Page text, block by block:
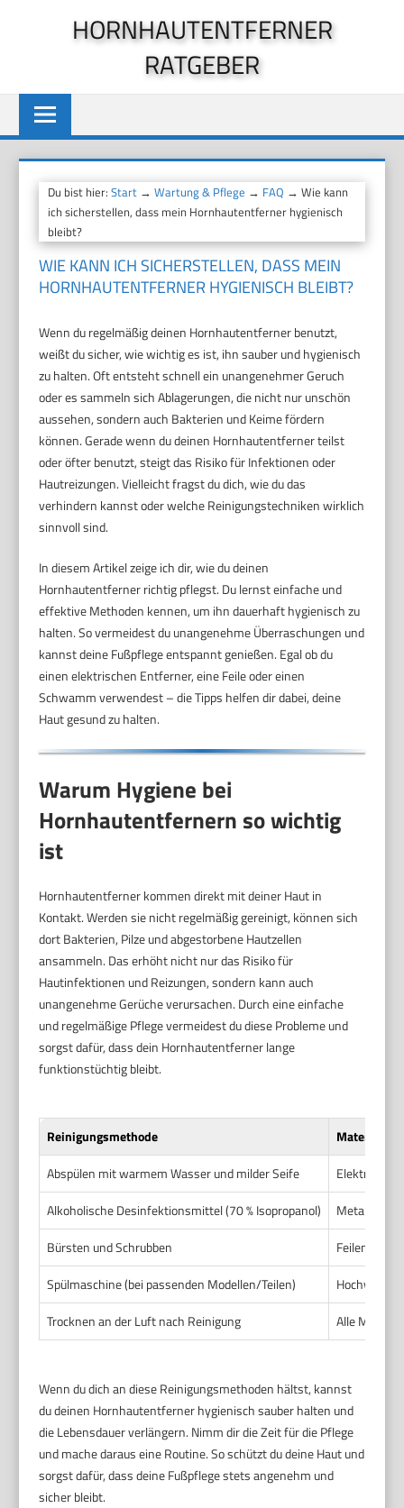
HORNHAUTENTFERNER
RATGEBER
Du bist hier:Start →Wartung & Pflege → FAQ → Wie kann
ich sicherstellen, dass mein Hornhautentferner hygienisch
bleibt?
WIE KANN ICH SICHERSTELLEN, DASS MEIN
HORNHAUTENTFERNER HYGIENISCH BLEIBT?
Wenn du regelmäßig deinen Hornhautentferner benutzt,
weißt du sicher, wie wichtig es ist, ihn sauber und hygienisch
zu halten. Oft entsteht schnell ein unangenehmer Geruch
oder es sammeln sich Ablagerungen, die nicht nur unschön
aussehen, sondern auch Bakterien und Keime fördern
können. Gerade wenn du deinen Hornhautentferner teilst
oder öfter benutzt, steigt das Risiko für Infektionen oder
Hautreizungen. Vielleicht fragst du dich, wie du das
verhindern kannst oder welche Reinigungstechniken wirklich
sinnvoll sind.
In diesem Artikel zeige ich dir, wie du deinen
Hornhautentferner richtig pflegst. Du lernst einfache und
effektive Methoden kennen, um ihn dauerhaft hygienisch zu
halten. So vermeidest du unangenehme Überraschungen und
kannst deine Fußpflege entspannt genießen. Egal ob du
einen elektrischen Entferner, eine Feile oder einen
Schwamm verwendest – die Tipps helfen dir dabei, deine
Haut gesund zu halten.
Warum Hygiene bei
Hornhautentfernern so wichtig
ist
Hornhautentferner kommen direkt mit deiner Haut in
Kontakt. Werden sie nicht regelmäßig gereinigt, können sich
dort Bakterien, Pilze und abgestorbene Hautzellen
ansammeln. Das erhöht nicht nur das Risiko für
Hautinfektionen und Reizungen, sondern kann auch
unangenehme Gerüche verursachen. Durch eine einfache
und regelmäßige Pflege vermeidest du diese Probleme und
sorgst dafür, dass dein Hornhautentferner lange
funktionstüchtig bleibt.
Reinigungsmethode
Materialien
Abspülen mit warmem Wasser und milder Seife
Elektrische
Alkoholische Desinfektionsmittel (70 % Isopropanol)
Metallteile,
Bürsten und Schrubben
Feilen,
Spülmaschine (bei passenden Modellen/Teilen)
Trocknen an der Luft nach Reinigung
Alle
Wenn du dich an diese Reinigungsmethoden hältst, kannst
du deinen Hornhautentferner hygienisch sauber halten und
die Lebensdauer verlängern. Nimm dir die Zeit für die Pflege
und mache daraus eine Routine. So schützt du deine Haut und
sorgst dafür, dass deine Fußpflege stets angenehm und
sicher bleibt.